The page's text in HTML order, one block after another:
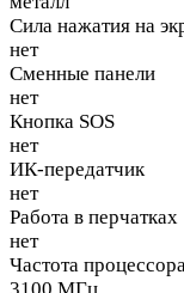
Сила нажатия на
нет
Сменные панели
нет
Кнопка SOS
нет
ИК-передатчик
нет
Работа в перчатках
нет
Частота